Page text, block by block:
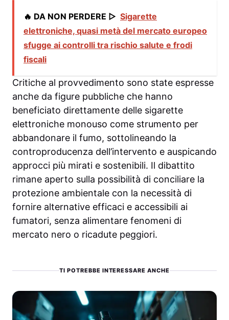
🔥 DA NON PERDERE ▷ Sigarette
elettroniche, quasi metà del mercato europeo
sfugge ai controlli tra rischio salute e frodi
fiscali
Critiche al provvedimento sono state espresse
anche da figure pubbliche che hanno
beneficiato direttamente delle sigarette
elettroniche monouso come strumento per
abbandonare il fumo, sottolineando la
controproducenza dell’intervento e auspicando
approcci più mirati e sostenibili. Il dibattito
rimane aperto sulla possibilità di conciliare la
protezione ambientale con la necessità di
fornire alternative efficaci e accessibili ai
fumatori, senza alimentare fenomeni di
mercato nero o ricadute peggiori.
TI POTREBBE INTERESSARE ANCHE